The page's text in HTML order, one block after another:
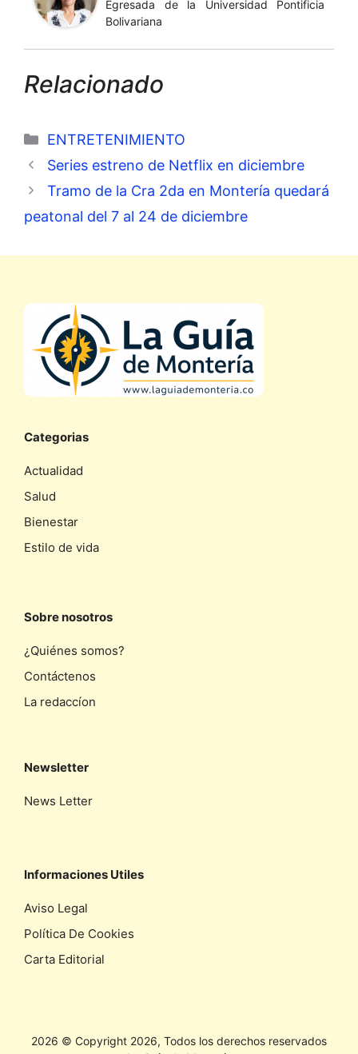
Egresada de la Universidad Pontificia
Bolivariana
Relacionado
Categorías
ENTRETENIMIENTO
Series estreno de Netflix en diciembre
Tramo de la Cra 2da en Montería quedará
peatonal del 7 al 24 de diciembre
Categorias
Actualidad
Salud
Bienestar
Estilo de vida
Sobre nosotros
¿Quiénes somos?
Contáctenos
La redaccíon
Newsletter
News Letter
Informaciones Utiles
Aviso Legal
Política De Cookies
Carta Editorial
2026 © Copyright 2026, Todos los derechos reservados